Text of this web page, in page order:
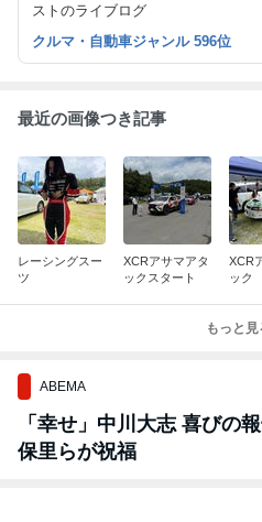
ストのライブログ
クルマ・自動車ジャンル 596位
最近の画像つき記事
レーシングスー
ツ
XCRアサマアタ
ックスタート
XCR
ック
もっと見
ABEMA
「幸せ」中川大志 喜びの
保里らが祝福